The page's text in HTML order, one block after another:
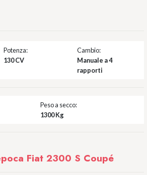
Potenza:
130 CV
Cambio:
Manuale a 4
rapporti
Peso a secco:
1300 Kg
Fiat 2300 S Coupé